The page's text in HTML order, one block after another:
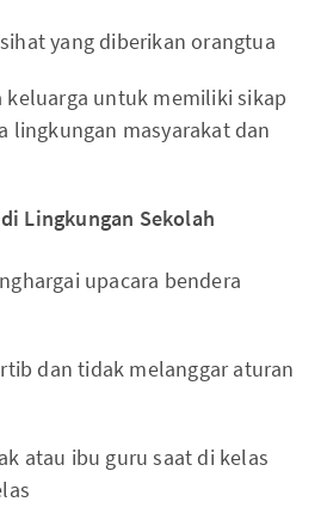
yang diberikan orangtua
keluarga untuk memiliki sikap
lingkungan masyarakat dan
Lingkungan Sekolah
upacara bendera
dan tidak melanggar aturan
atau ibu guru saat di kelas